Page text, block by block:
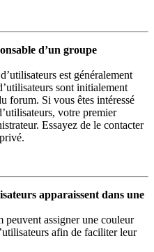
d’un groupe
est généralement
sont initialement
forum. Si vous êtes intéressé
votre premier
Essayez de le contacter
apparaissent dans une
peuvent assigner une couleur
afin de faciliter leur